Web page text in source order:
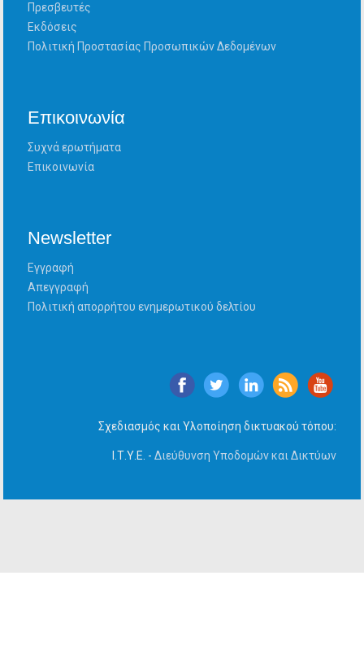
Πρεσβευτές
Εκδόσεις
Πολιτική Προστασίας Προσωπικών Δεδομένων
Επικοινωνία
Συχνά ερωτήματα
Επικοινωνία
Newsletter
Εγγραφή
Απεγγραφή
Πολιτική απορρήτου ενημερωτικού δελτίου
Σχεδιασμός και Υλοποίηση δικτυακού τόπου:
Ι.Τ.Υ.Ε. - Διεύθυνση Υποδομών και Δικτύων